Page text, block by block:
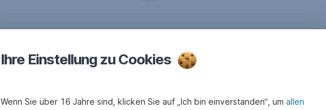
Ihre Einstellung zu Cookies
Wenn Sie über 16 Jahre sind, klicken Sie auf „Ich bin einverstanden“, um allen